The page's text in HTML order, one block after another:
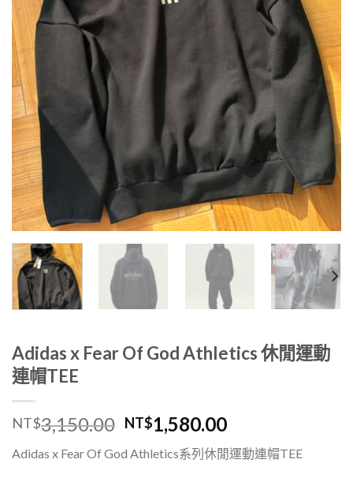
Adidas x Fear Of God Athletics 休閒運動
連帽TEE
NT$3,150.00 NT$1,580.00
Adidas x Fear Of God Athletics系列休閒運動連帽TEE